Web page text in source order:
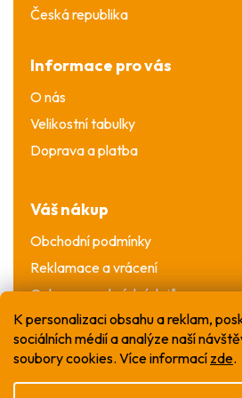
K personalizaci obsahu a reklam,
sociálních médií a analýze naší
soubory cookies. Více informací zde.
Česká republika
Informace pro vás
O nás
Velikostní tabulky
Doprava a platba
Váš nákup
Obchodní podmínky
Reklamace a vrácení
Ochrana osobních údajů